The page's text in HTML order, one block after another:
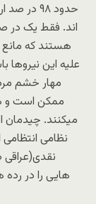
هستند که مانع
علیه این نیروها
ممکن است و
میکنند. چیدمان
نظامی
هایی را در رده